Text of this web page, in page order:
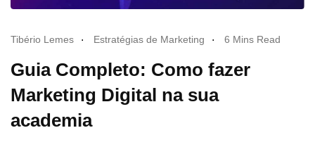
Tibério Lemes Estratégias de Marketing 6 Mins Read
Guia Completo: Como fazer
Marketing Digital na sua
academia